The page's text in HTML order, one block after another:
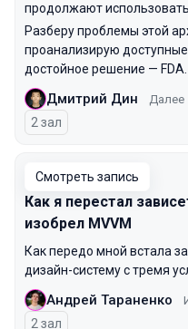
продолжают использовать.
Разберу проблемы этой
проанализирую
достойное решение — FDA.
Дмитрий Дин Далее
2 зал
Смотреть запись
Как я перестал
изобрел MVVM
Как передо мной встала
дизайн-систему с тремя
Андрей Тараненко
2 зал